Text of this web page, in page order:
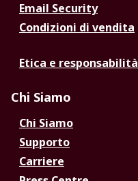
Email Security
Condizioni di vendita
Etica e responsabilità
Chi Siamo
Chi Siamo
Supporto
Carriere